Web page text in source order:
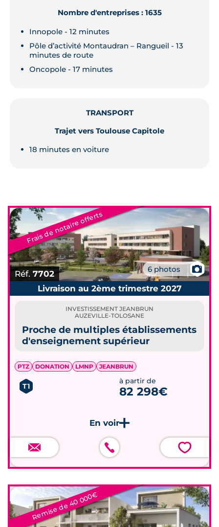
Nombre d'entreprises : 1635
Innopole - 12 minutes
Pôle d’activité Montaudran – Rangueil - 13
minutes de route
Oncopole - 17 minutes
TRANSPORT
Trajet vers Toulouse Capitole
18 minutes en voiture
Frais de notaire offerts
Réf. 7702 6 photos
📷
Livraison au 2ème trimestre 2027
INVESTISSEMENT JEANBRUN
AUZEVILLE-TOLOSANE
Proche de multiples établissements
d'enseignement supérieur
PTZ DONATION LMNP JEANBRUN
T1
à partir de
82 298€
💗
Remise de 40 000€